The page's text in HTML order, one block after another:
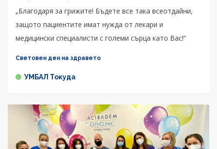
„Благодаря за грижите! Бъдете все така всеотдайни,
защото пациентите имат нужда от лекари и
медицински специалисти с големи сърца като Вас!“
Световен ден на здравето
УМБАЛ Токуда